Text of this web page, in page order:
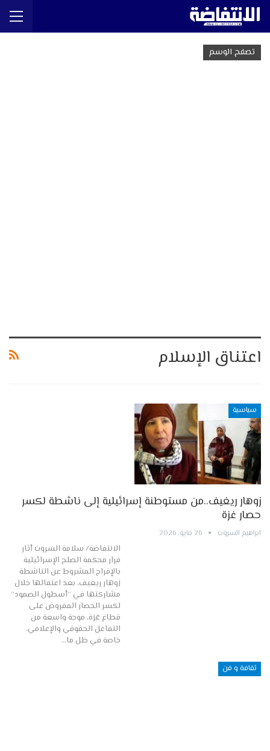
تصفح الوسم
اعتناق الإسلام
سياسية
زوهار ريغيف..من مستوطنة إسرائيلية إلى ناشطة لكسر
حصار غزة
ابراهيم السروت 26 مايو, 2026
الانتفاضة/ سلامة السروت أثار
قرار محكمة الصلح الإسرائيلية
بالإفراج المشروط عن الناشطة
زوهار ريغيف، بعد اعتقالها خلال
مشاركتها في “أسطول الصمود”
لكسر الحصار المفروض على
قطاع غزة، موجة واسعة من
التفاعل الحقوقي والإعلامي،
خاصة في ظل ما…
ثقافة و فن